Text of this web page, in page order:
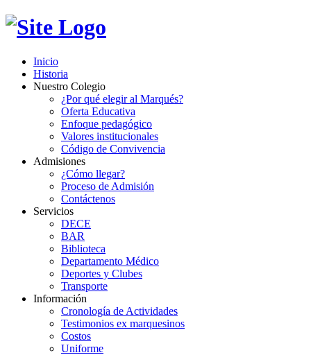
Inicio
Historia
Nuestro Colegio
¿Por qué elegir al Marqués?
Oferta Educativa
Enfoque pedagógico
Valores institucionales
Código de Convivencia
Admisiones
¿Cómo llegar?
Proceso de Admisión
Contáctenos
Servicios
DECE
BAR
Biblioteca
Departamento Médico
Deportes y Clubes
Transporte
Información
Cronología de Actividades
Testimonios ex marquesinos
Costos
Uniforme